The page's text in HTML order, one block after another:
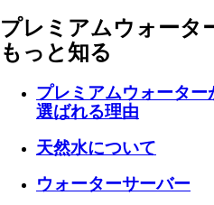
プレミアムウォータ
もっと知る
プレミアムウォーター
選ばれる理由
天然水について
ウォーターサーバー